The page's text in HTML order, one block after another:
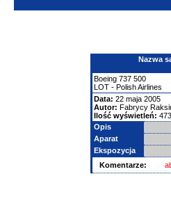
Nazwa
Boeing 737 500
LOT - Polish Airlines
Data: 22 maja 2005
Autor: Fabrycy
Ilość wyświetleń:
Opis
Aparat
Ekspozycja
Komentarze: